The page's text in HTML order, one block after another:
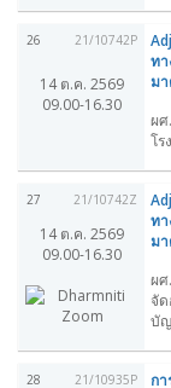
26 21/10742P
14 ต.ค. 2569
09.00-16.30
ท
ม
ผศ
โร
27 21/10742Z
14 ต.ค. 2569
09.00-16.30
ท
ม
ผศ
จั
บั
28 21/10935P กา